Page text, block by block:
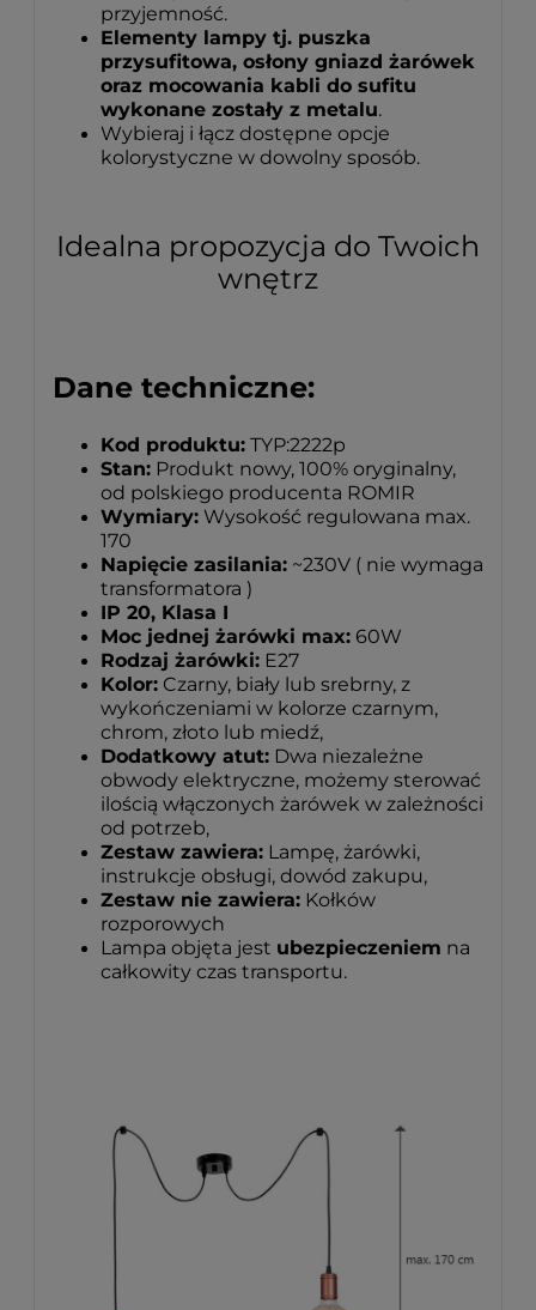
przyjemność.
Elementy lampy tj. puszka
przysufitowa, osłony gniazd żarówek
oraz mocowania kabli do sufitu
wykonane zostały z metalu.
Wybieraj i łącz dostępne opcje
kolorystyczne w dowolny sposób.
Idealna propozycja do Twoich
wnętrz
Dane techniczne:
Kod produktu: TYP:2222p
Stan: Produkt nowy, 100% oryginalny,
od polskiego producenta ROMIR
Wymiary: Wysokość regulowana max.
170
Napięcie zasilania: ~230V ( nie wymaga
transformatora )
IP 20, Klasa I
Moc jednej żarówki max: 60W
Rodzaj żarówki: E27
Kolor: Czarny, biały lub srebrny, z
wykończeniami w kolorze czarnym,
chrom, złoto lub miedź,
Dodatkowy atut: Dwa niezależne
obwody elektryczne, możemy sterować
ilością włączonych żarówek w zależności
od potrzeb,
Zestaw zawiera: Lampę, żarówki,
instrukcje obsługi, dowód zakupu,
Zestaw nie zawiera: Kołków
rozporowych
Lampa objęta jest ubezpieczeniem na
całkowity czas transportu.